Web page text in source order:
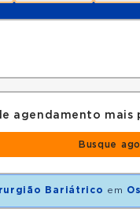
agendamento mais
Busque
Bariátrico em